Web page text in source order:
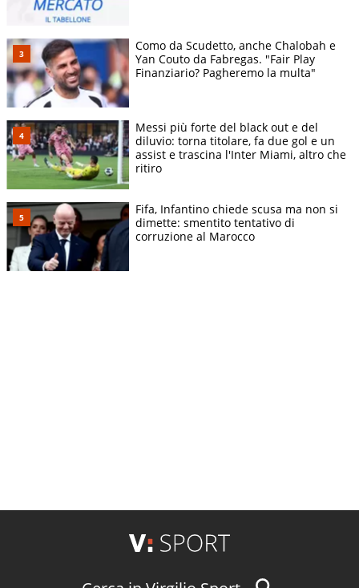
Como da Scudetto, anche Chalobah e
Yan Couto da Fabregas. "Fair Play
Finanziario? Pagheremo la multa"
Messi più forte del black out e del
diluvio: torna titolare, fa due gol e un
assist e trascina l'Inter Miami, altro che
ritiro
Fifa, Infantino chiede scusa ma non si
dimette: smentito tentativo di
corruzione al Marocco